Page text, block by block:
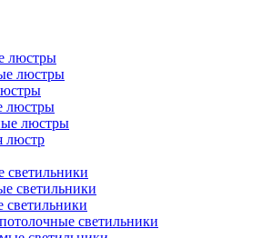
люстры
люстры
люстры
люстры
люстр
светильники
светильники
светильники
светильники